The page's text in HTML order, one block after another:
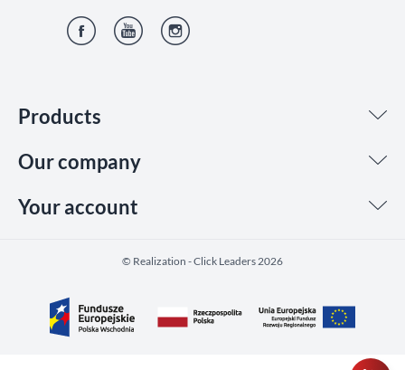
Products
Our company
Your account
©️ Realization - Click Leaders 2026